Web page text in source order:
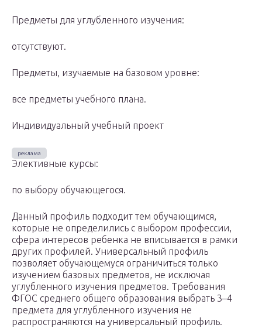
Предметы для углубленного изучения:
отсутствуют.
Предметы, изучаемые на базовом уровне:
все предметы учебного плана.
Индивидуальный учебный проект
Элективные курсы:
по выбору обучающегося.
Данный профиль подходит тем обучающимся,
которые не определились с выбором профессии,
сфера интересов ребенка не вписывается в рамки
других профилей. Универсальный профиль
позволяет обучающемуся ограничиться только
изучением базовых предметов, не исключая
углубленного изучения предметов. Требования
ФГОС среднего общего образования выбрать 3–4
предмета для углубленного изучения не
распространяются на универсальный профиль.